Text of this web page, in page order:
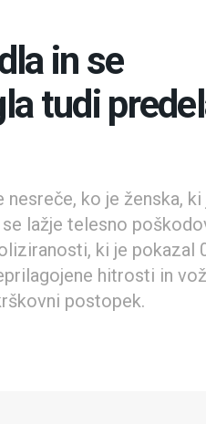
in se
tudi
ko je ženska, ki
lažje telesno
ki je pokazal
hitrosti in
postopek.